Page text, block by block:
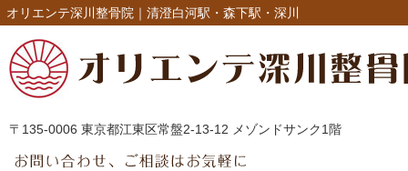
オリエンテ深川整骨院｜清澄白河駅・森下駅・深川
〒135-0006 東京都江東区常盤2-13-12 メゾンドサンク1階